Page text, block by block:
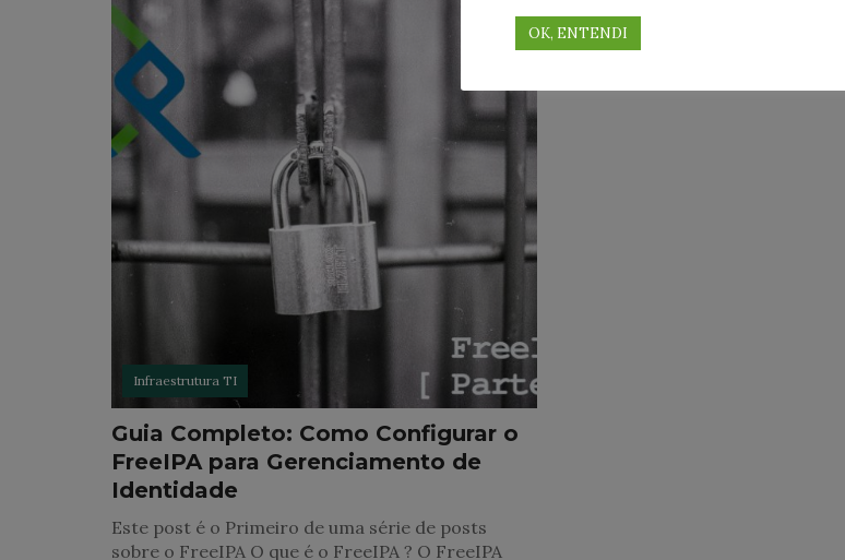
Infraestrutura TI
Guia Completo: Como Configurar o
FreeIPA para Gerenciamento de
Identidade
Este post é o Primeiro de uma série de posts
sobre o FreeIPA O que é o FreeIPA ? O FreeIPA
OK, ENTENDI